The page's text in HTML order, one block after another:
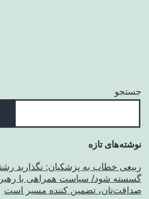
جستجو
نوشته‌های تازه
ربیعی خطاب به پزشکیان: نگذارید
گسسته شود/ سیاست همراهی با
صداقت‌تان، تضمین کننده مسیر است